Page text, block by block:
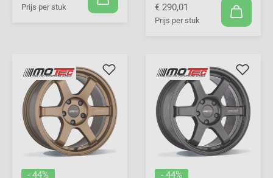
Prijs per stuk
€ 290,01
Prijs per stuk
- 44% - 44%